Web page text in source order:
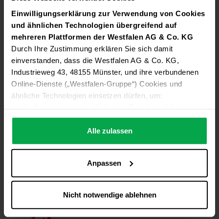
Einwilligungserklärung zur Verwendung von Cookies
und ähnlichen Technologien übergreifend auf
mehreren Plattformen der Westfalen AG & Co. KG
Durch Ihre Zustimmung erklären Sie sich damit
einverstanden, dass die Westfalen AG & Co. KG,
Industrieweg 43, 48155 Münster, und ihre verbundenen
Online-Dienste („Westfalen-Gruppe“) Cookies und
ähnliche Technologien einsetzen dürfen, um:
ermöglichen (technisch notwendige Cookies),
die Leistung und Nutzung unserer Dienste zu
analysieren (Statistik-Cookies),
(Personalisierungs-Cookies)
Werbung in Übereinstimmung mit Ihren Interessen
Alle zulassen
Anpassen
Nicht notwendige ablehnen
Zukunftsbetrag.
Zusätzlicher Geld betrag, der ent
weder für fünf be
zahlte freie Tage oder für eine Aus
zahlung genutzt
Finanzielle Vorsorge.
Gut abgesichert nach dem aktiven Erwerbsleben –
er Altersvorsorge.